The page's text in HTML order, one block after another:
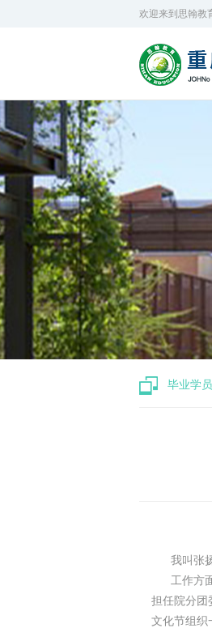
欢迎来到思翰教
毕业学
我叫张扬
工作方面
担任院分团
文化节组织